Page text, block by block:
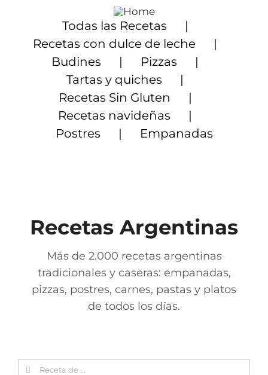
contenido
Todas las Recetas
Recetas con dulce de leche
Budines
Pizzas
Tartas y quiches
Recetas Sin Gluten
Recetas navideñas
Postres
Empanadas
Recetas Argentinas
Más de 2.000 recetas argentinas
tradicionales y caseras: empanadas,
pizzas, postres, carnes, pastas y platos
de todos los días.
Search